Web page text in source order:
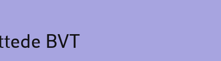
BVT